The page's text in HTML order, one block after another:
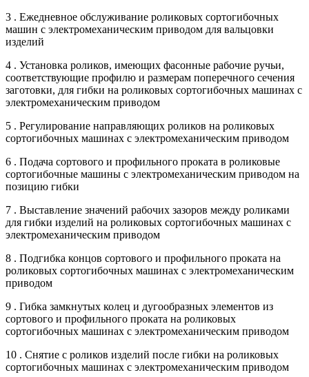
3 . Ежедневное обслуживание роликовых сортогибочных
машин с электромеханическим приводом для вальцовки
изделий
4 . Установка роликов, имеющих фасонные рабочие ручьи,
соответствующие профилю и размерам поперечного сечения
заготовки, для гибки на роликовых сортогибочных машинах с
электромеханическим приводом
5 . Регулирование направляющих роликов на роликовых
сортогибочных машинах с электромеханическим приводом
6 . Подача сортового и профильного проката в роликовые
сортогибочные машины с электромеханическим приводом на
позицию гибки
7 . Выставление значений рабочих зазоров между роликами
для гибки изделий на роликовых сортогибочных машинах с
электромеханическим приводом
8 . Подгибка концов сортового и профильного проката на
роликовых сортогибочных машинах с электромеханическим
приводом
9 . Гибка замкнутых колец и дугообразных элементов из
сортового и профильного проката на роликовых
сортогибочных машинах с электромеханическим приводом
10 . Снятие с роликов изделий после гибки на роликовых
сортогибочных машинах с электромеханическим приводом